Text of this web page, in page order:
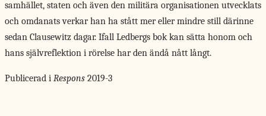
samhället, staten och även den militära organisationen utvecklats
och omdanats verkar han ha stått mer eller mindre still därinne
sedan Clausewitz dagar. Ifall Ledbergs bok kan sätta honom och
hans självreflektion i rörelse har den ändå nått långt.
Publicerad i Respons 2019-3